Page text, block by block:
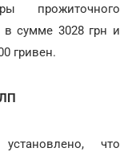
прожиточного
сумме 3028 грн и
гривен.
что